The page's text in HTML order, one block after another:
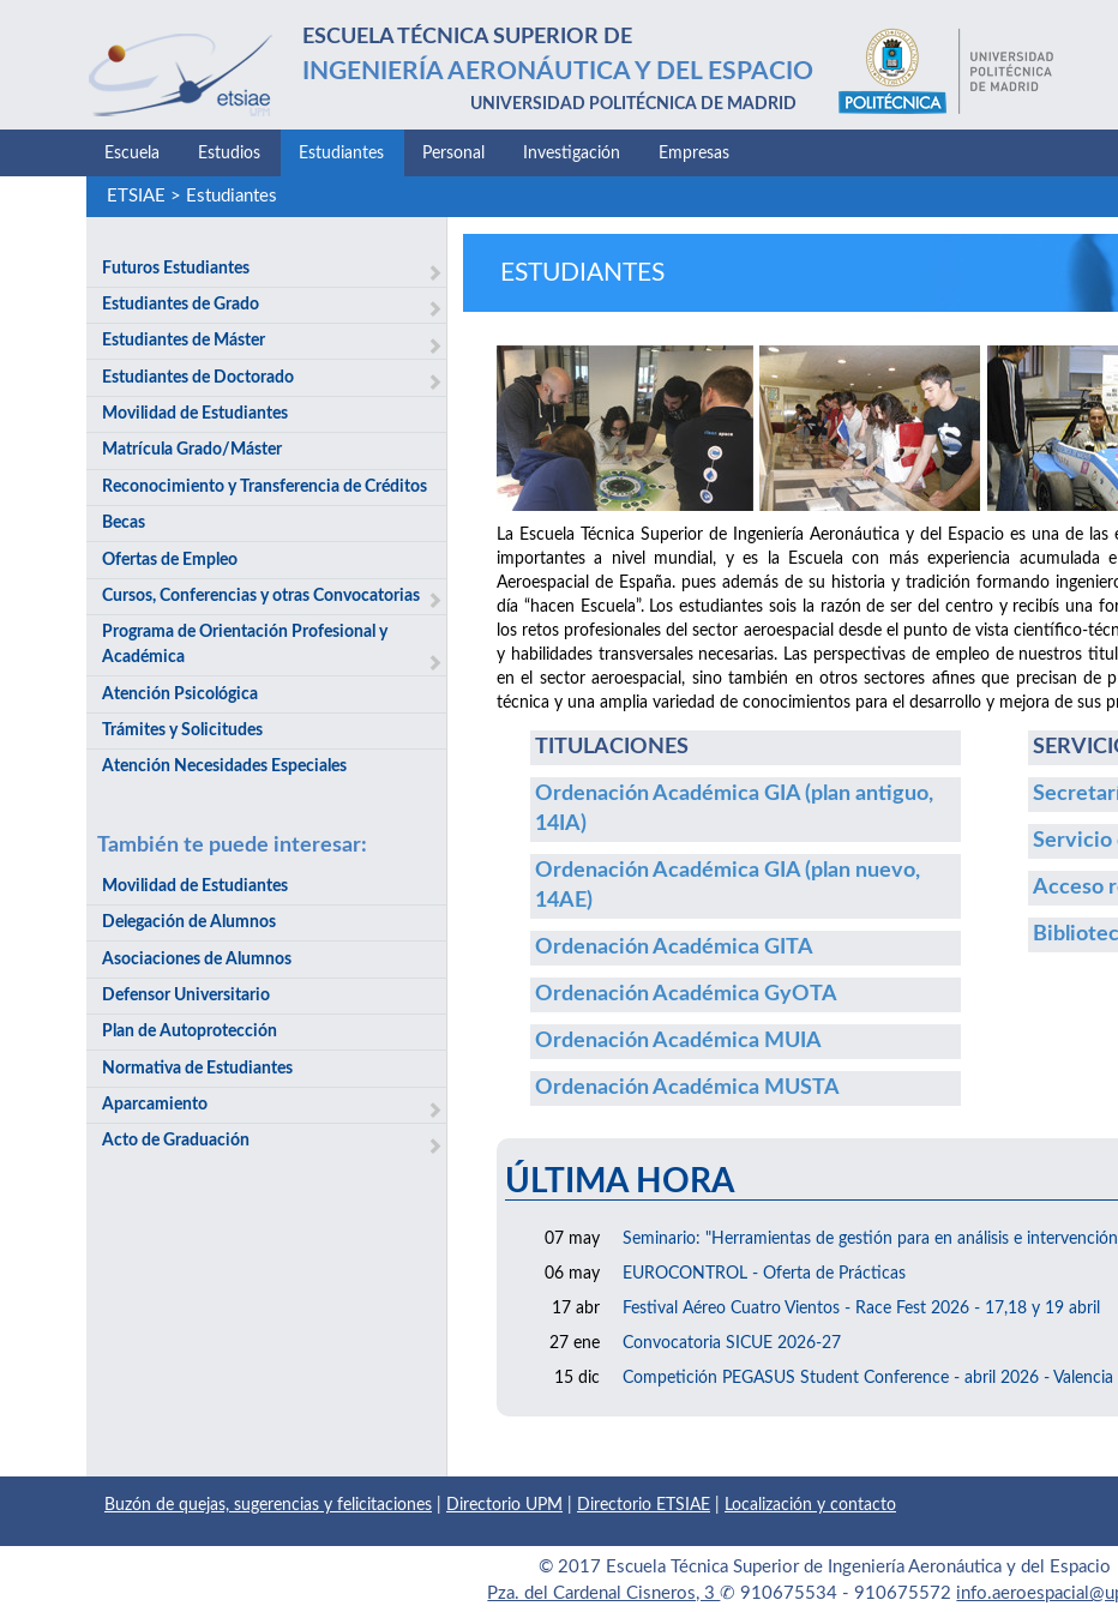
ESCUELA TÉCNICA SUPERIOR DE
INGENIERÍA AERONÁUTICA Y DEL ESPACIO
UNIVERSIDAD POLITÉCNICA DE MADRID
Escuela Estudios Estudiantes Personal Investigación Empresas
ETSIAE > Estudiantes
Futuros Estudiantes
Estudiantes de Grado
Estudiantes de Máster
Estudiantes de Doctorado
Movilidad de Estudiantes
Matrícula Grado/Máster
Reconocimiento y Transferencia de Créditos
Becas
Ofertas de Empleo
Cursos, Conferencias y otras Convocatorias
Programa de Orientación Profesional y
Académica
Atención Psicológica
Trámites y Solicitudes
Atención Necesidades Especiales
También te puede interesar:
Movilidad de Estudiantes
Delegación de Alumnos
Asociaciones de Alumnos
Defensor Universitario
Plan de Autoprotección
Normativa de Estudiantes
Aparcamiento
Acto de Graduación
ESTUDIANTES
La Escuela Técnica Superior de Ingeniería Aeronáutica y del Espacio es una de
importantes a nivel mundial, y es la Escuela con más experiencia acumulada
Aeroespacial de España. pues además de su historia y tradición formando
día “hacen Escuela”. Los estudiantes sois la razón de ser del centro y recibís una
los retos profesionales del sector aeroespacial desde el punto de vista científico-
y habilidades transversales necesarias. Las perspectivas de empleo de nuestros
en el sector aeroespacial, sino también en otros sectores afines que precisan
técnica y una amplia variedad de conocimientos para el desarrollo y mejora de sus
TITULACIONES
Ordenación Académica GIA (plan antiguo,
14IA)
Ordenación Académica GIA (plan nuevo,
14AE)
Ordenación Académica GITA
Ordenación Académica GyOTA
Ordenación Académica MUIA
Ordenación Académica MUSTA
Servicio
Acceso
ÚLTIMA HORA
07 may Seminario: "Herramientas de gestión para en análisis e
06 may EUROCONTROL - Oferta de Prácticas
17 abr Festival Aéreo Cuatro Vientos - Race Fest 2026 - 17,18 y 19 abril
27 ene Convocatoria SICUE 2026-27
15 dic Competición PEGASUS Student Conference - abril 2026 - Valencia
Buzón de quejas, sugerencias y felicitaciones Directorio UPM Directorio ETSIAE Localización y contacto
© 2017 Escuela Técnica Superior de Ingeniería Aeronáutica y del Espacio
Pza. del Cardenal Cisneros, 3✆ 910675534 - 910675572